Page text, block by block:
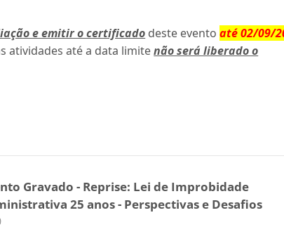
e emitir o certificado deste eventoaté 02/09/
atividades até a data limitenão será liberado o
Gravado - Reprise: Lei de Improbidade
25 anos - Perspectivas e Desafios
do curso